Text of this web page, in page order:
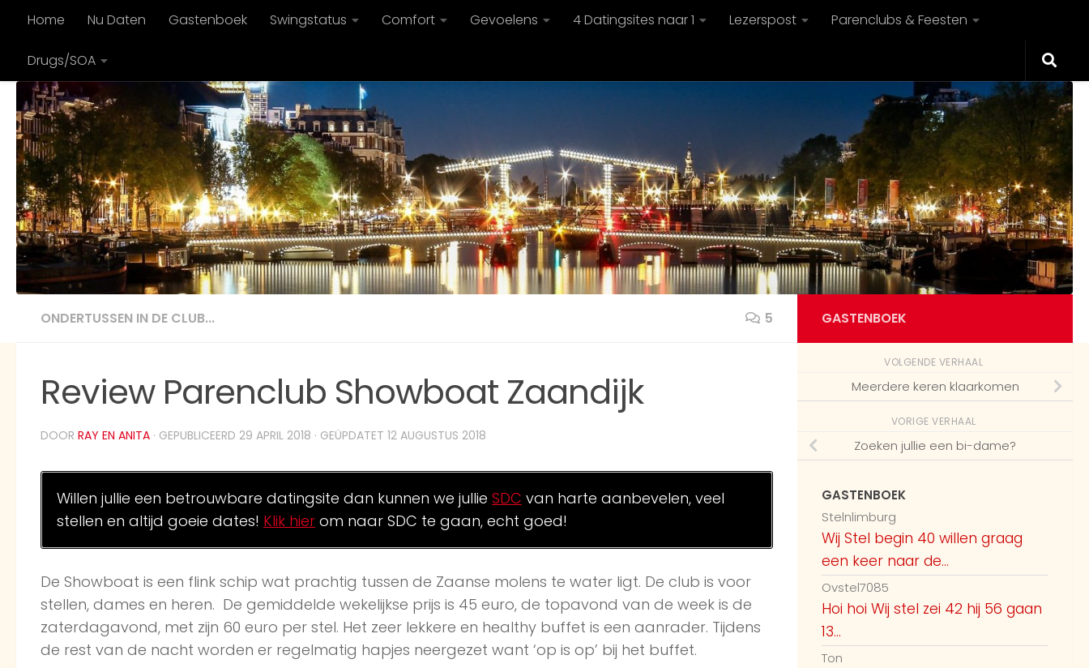
Doorgaan naar inhoud
Home Nu Daten Gastenboek Swingstatus Comfort Gevoelens 4 Datingsites naar 1 Lezerspost Parenclubs & Feesten
Drugs/SOA
ONDERTUSSEN IN DE CLUB... 5
Review Parenclub Showboat Zaandijk
DOOR RAY EN ANITA · GEPUBLICEERD 29 APRIL 2018 · GEÜPDATET 12 AUGUSTUS 2018
Willen jullie een betrouwbare datingsite dan kunnen we jullie SDC van harte aanbevelen, veel
stellen en altijd goeie dates! Klik hier om naar SDC te gaan, echt goed!
De Showboat is een flink schip wat prachtig tussen de Zaanse molens te water ligt. De club is voor
stellen, dames en heren. De gemiddelde wekelijkse prijs is 45 euro, de topavond van de week is de
zaterdagavond, met zijn 60 euro per stel. Het zeer lekkere en healthy buffet is een aanrader. Tijdens
de rest van de nacht worden er regelmatig hapjes neergezet want ‘op is op’ bij het buffet.
GASTENBOEK
VOLGENDE VERHAAL
Meerdere keren klaarkomen
VORIGE VERHAAL
Zoeken jullie een bi-dame?
GASTENBOEK
Stelnlimburg
Wij Stel begin 40 willen graag
een keer naar de...
Ovstel7085
Hoi hoi Wij stel zei 42 hij 56 gaan
13...
Ton